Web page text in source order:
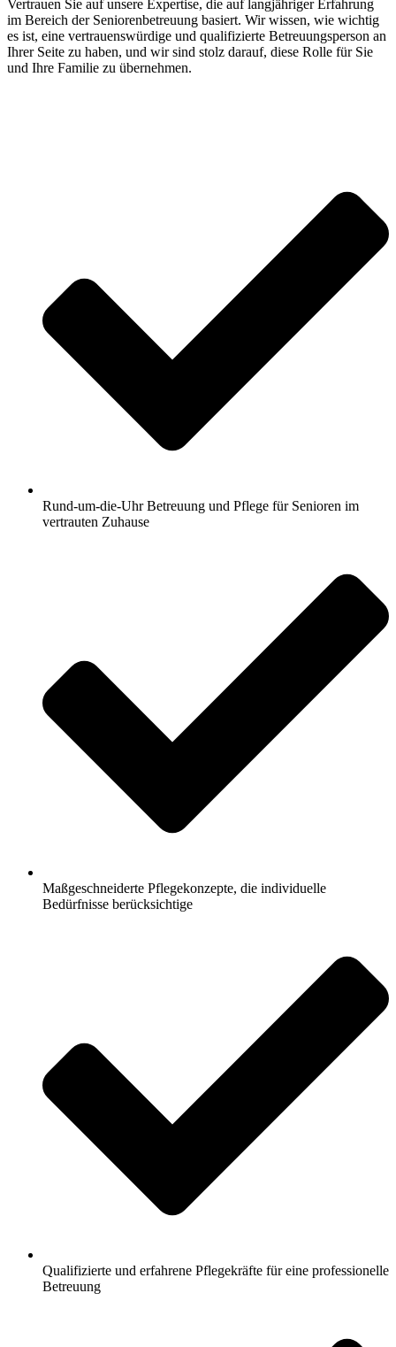
Vertrauen Sie auf unsere Expertise, die auf langjähriger Erfahrung
im Bereich der Seniorenbetreuung basiert. Wir wissen, wie wichtig
es ist, eine vertrauenswürdige und qualifizierte Betreuungsperson an
Ihrer Seite zu haben, und wir sind stolz darauf, diese Rolle für Sie
und Ihre Familie zu übernehmen.
Rund-um-die-Uhr Betreuung und Pflege für Senioren im
vertrauten Zuhause
Maßgeschneiderte Pflegekonzepte, die individuelle
Bedürfnisse berücksichtige
Qualifizierte und erfahrene Pflegekräfte für eine professionelle
Betreuung